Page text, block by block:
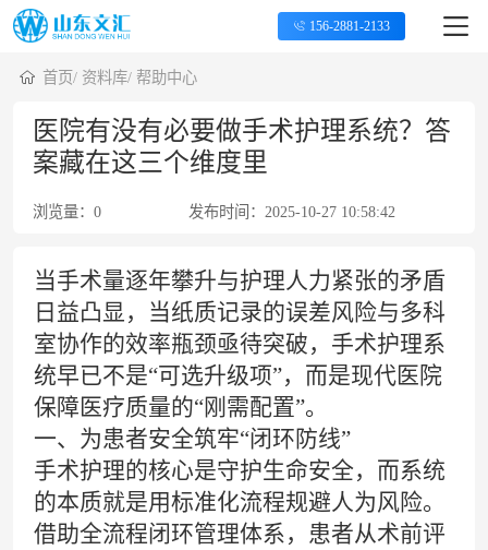
156-2881-2133
首页/ 资料库/帮助中心
医院有没有必要做手术护理系统？答
案藏在这三个维度里
浏览量： 0 发布时间： 2025-10-27 10:58:42
当手术量逐年攀升与护理人力紧张的矛盾
日益凸显，当纸质记录的误差风险与多科
室协作的效率瓶颈亟待突破， 手术护理系
统早已不是“可选升级项”，而是现代医院
保障医疗质量的“刚需配置”。
一、为患者安全筑牢“闭环防线”
手术护理的核心是守护生命安全，而系统
的本质就是用标准化流程规避人为风险。
借助全流程闭环管理体系，患者从术前评